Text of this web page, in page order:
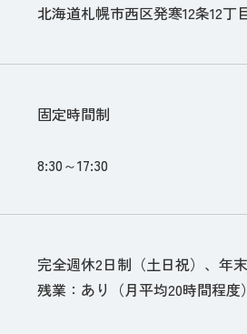
北海道札幌市西区発寒12条12丁
固定時間制
8:30～17:30
完全週休2日制（土日祝）、年
残業：あり（月平均20時間程度）